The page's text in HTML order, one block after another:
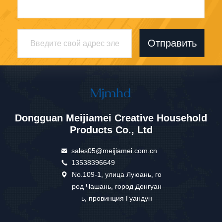
Отправить
Dongguan Meijiamei Creative Household
Products Co., Ltd
sales05@meijiamei.com.cn
13538396649
No.109-1, улица Луюань, го
род Чашань, город Донгуан
ь, провинция Гуандун